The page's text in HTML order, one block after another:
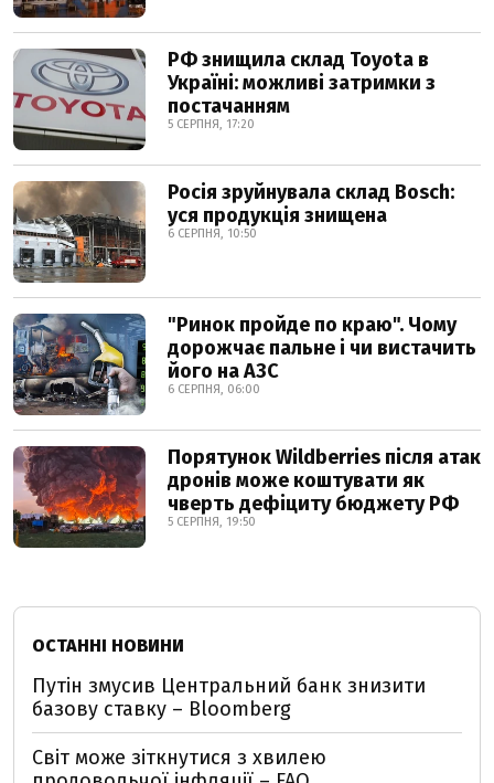
РФ знищила склад Toyota в
Україні: можливі затримки з
постачанням
5 СЕРПНЯ, 17:20
Росія зруйнувала склад Bosch:
уся продукція знищена
6 СЕРПНЯ, 10:50
"Ринок пройде по краю". Чому
дорожчає пальне і чи вистачить
його на АЗС
6 СЕРПНЯ, 06:00
Порятунок Wildberries після атак
дронів може коштувати як
чверть дефіциту бюджету РФ
5 СЕРПНЯ, 19:50
ОСТАННІ НОВИНИ
Путін змусив Центральний банк знизити
базову ставку – Bloomberg
Світ може зіткнутися з хвилею